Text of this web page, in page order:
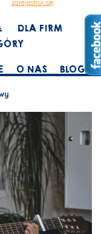
zarejestruj się
DLA FIRM
O NAS BLOG